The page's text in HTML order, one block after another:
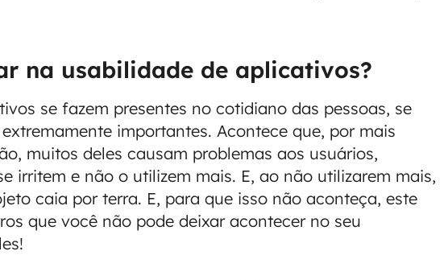
na usabilidade de aplicativos?
se fazem presentes no cotidiano das pessoas, se
importantes. Acontece que, por mais
muitos deles causam problemas aos usuários,
irritem e não o utilizem mais. E, ao não utilizarem mais,
caia por terra. E, para que isso não aconteça, este
que você não pode deixar acontecer no seu